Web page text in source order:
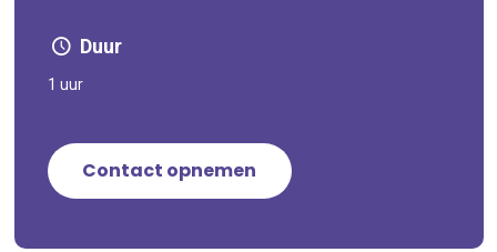
Duur
1 uur
Contact opnemen